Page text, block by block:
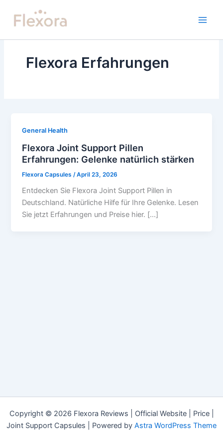
content
Flexora Erfahrungen
General Health
Flexora Joint Support Pillen
Erfahrungen: Gelenke natürlich stärken
Flexora Capsules /April 23, 2026
Entdecken Sie Flexora Joint Support Pillen in
Deutschland. Natürliche Hilfe für Ihre Gelenke. Lesen
Sie jetzt Erfahrungen und Preise hier. […]
Copyright © 2026 Flexora Reviews | Official Website | Price |
Joint Support Capsules | Powered by Astra WordPress Theme